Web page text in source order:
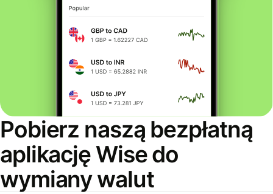
Pobierz naszą bezpłatną
aplikację Wise do
wymiany walut